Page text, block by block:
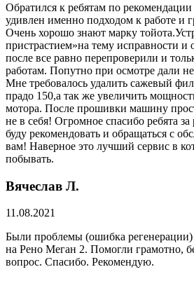
Обратился к ребятам по
удивлен именно подходом к работе и
Очень хорошо знают марку
пристрастием»на тему исправности и
после все равно перепроверили и
работам. Попутно при осмотре дали
Мне требовалось удалить сажевый
прадо 150,а так же увеличить
мотора. После прошивки машину
не в себя! Огромное спасибо ребята за
буду рекомендовать и обращаться с
вам! Наверное это лучший сервис в
побывать.
Вячеслав Л.
11.08.2021
Были проблемы (ошибка
на Рено Меган 2. Помогли грамотно,
вопрос. Спасибо. Рекомендую.